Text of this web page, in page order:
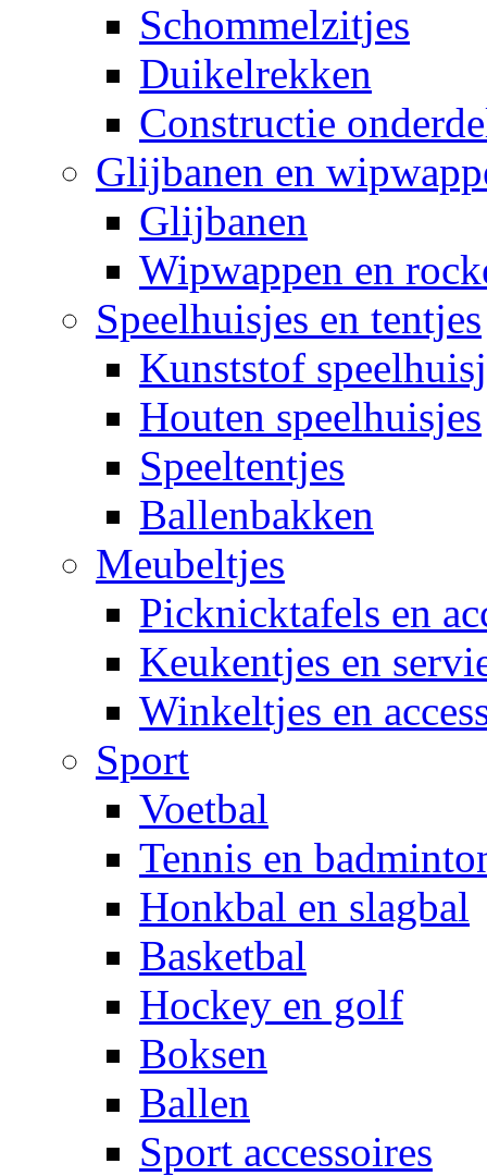
Schommelzitjes
Duikelrekken
Constructie
Glijbanen en
Glijbanen
Wipwappen en
Speelhuisjes en tentjes
Kunststof
Houten speelhuisjes
Speeltentjes
Ballenbakken
Meubeltjes
Picknicktafels en
Keukentjes en
Winkeltjes en
Sport
Voetbal
Tennis en
Honkbal en slagbal
Basketbal
Hockey en golf
Boksen
Ballen
Sport accessoires